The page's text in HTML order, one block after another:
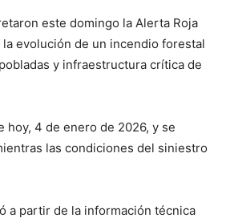
este domingo la Alerta Roja
evolución de un incendio forestal
y infraestructura crítica de
hoy, 4 de enero de 2026, y se
las condiciones del siniestro
a partir de la información técnica